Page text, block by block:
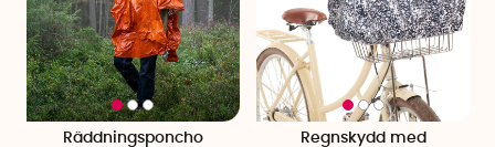
Räddningsponcho
Regnskydd med